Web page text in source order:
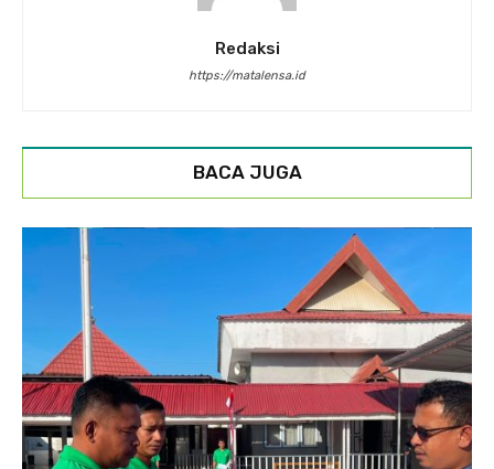
Redaksi
https://matalensa.id
BACA JUGA